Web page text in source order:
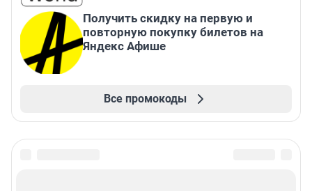
Получить скидку на первую и
повторную покупку билетов на
Яндекс Афише
Все промокоды